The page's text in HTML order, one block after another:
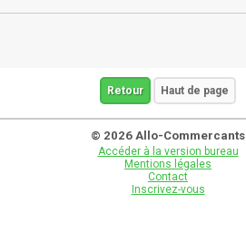
Retour Haut de page
© 2026 Allo-Commercants
Accéder à la version bureau
Mentions légales
Contact
Inscrivez-vous